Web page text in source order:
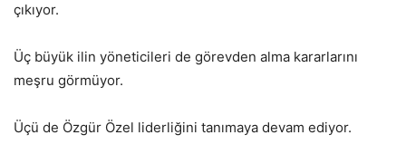
çıkıyor.
Üç büyük ilin yöneticileri de görevden alma kararlarını
meşru görmüyor.
Üçü de Özgür Özel liderliğini tanımaya devam ediyor.